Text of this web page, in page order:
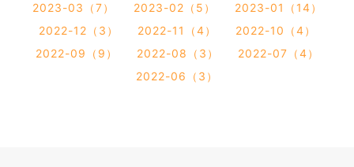
2023-03（7）
2023-02（5）
2023-01（14）
2022-12（3）
2022-11（4）
2022-10（4）
2022-09（9）
2022-08（3）
2022-07（4）
2022-06（3）